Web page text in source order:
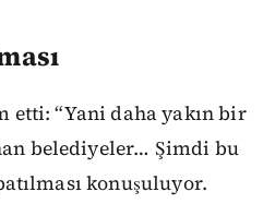
etti: “Yani daha yakın bir
belediyeler… Şimdi bu
konuşuluyor.